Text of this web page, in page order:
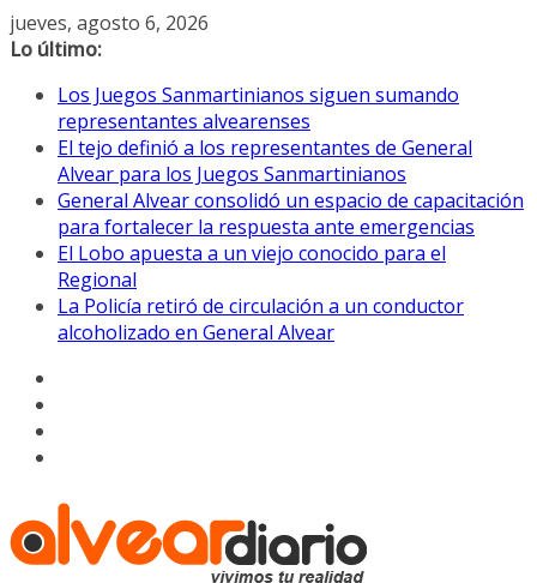
Saltar
al
jueves, agosto 6, 2026
Lo último:
Los Juegos Sanmartinianos siguen sumando
representantes alvearenses
El tejo definió a los representantes de General
Alvear para los Juegos Sanmartinianos
General Alvear consolidó un espacio de capacitación
para fortalecer la respuesta ante emergencias
El Lobo apuesta a un viejo conocido para el
Regional
La Policía retiró de circulación a un conductor
alcoholizado en General Alvear